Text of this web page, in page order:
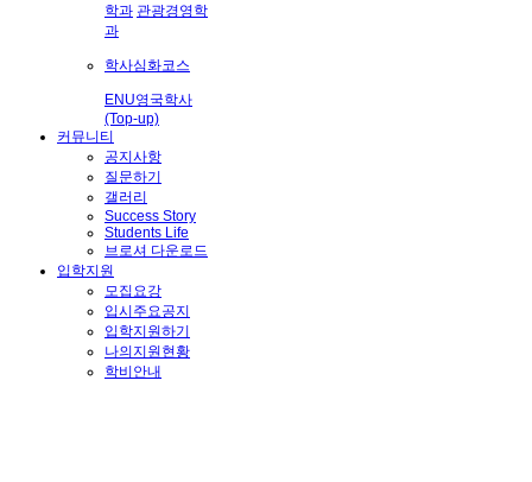
학과 관광경영학
과
학사심화코스
ENU영국학사
(Top-up)
커뮤니티
공지사항
질문하기
갤러리
Success Story
Students Life
브로셔 다운로드
입학지원
모집요강
입시주요공지
입학지원하기
나의지원현황
학비안내